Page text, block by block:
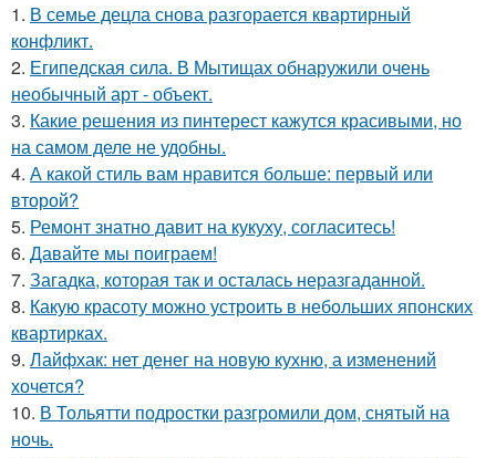
1. В семье децла снова разгорается квартирный
конфликт.
2. Египедская сила. В Мытищах обнаружили очень
необычный арт - объект.
3. Какие решения из пинтерест кажутся красивыми, но
на самом деле не удобны.
4. А какой стиль вам нравится больше: первый или
второй?
5. Ремонт знатно давит на кукуху, согласитесь!
6. Давайте мы поиграем!
7. Загадка, которая так и осталась неразгаданной.
8. Какую красоту можно устроить в небольших японских
квартирках.
9. Лайфхак: нет денег на новую кухню, а изменений
хочется?
10. В Тольятти подростки разгромили дом, снятый на
ночь.